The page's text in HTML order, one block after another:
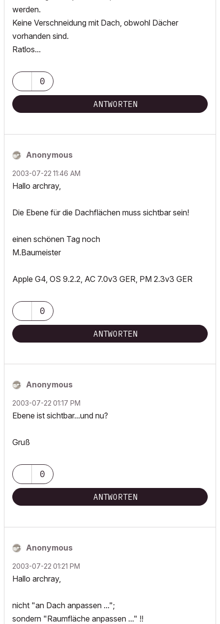
werden.
Keine Verschneidung mit Dach, obwohl Dächer
vorhanden sind.
Ratlos...
0
ANTWORTEN
Anonymous
‎2003-07-22 11:46 AM
Hallo archray,
Die Ebene für die Dachflächen muss sichtbar sein!
einen schönen Tag noch
M.Baumeister
Apple G4, OS 9.2.2, AC 7.0v3 GER, PM 2.3v3 GER
0
ANTWORTEN
Anonymous
‎2003-07-22 01:17 PM
Ebene ist sichtbar...und nu?
Gruß
0
ANTWORTEN
Anonymous
‎2003-07-22 01:21 PM
Hallo archray,
nicht "an Dach anpassen ...";
sondern "Raumfläche anpassen ..." !!